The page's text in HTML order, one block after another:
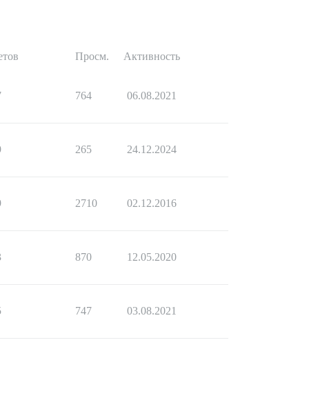
Просм. Активность
764 06.08.2021
265 24.12.2024
2710 02.12.2016
870 12.05.2020
747 03.08.2021